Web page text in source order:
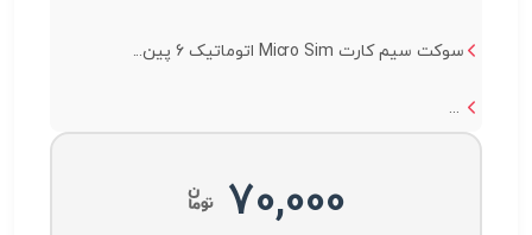
سوکت سیم کارت Micro Sim اتوماتیک 6 پین...
...
70,000